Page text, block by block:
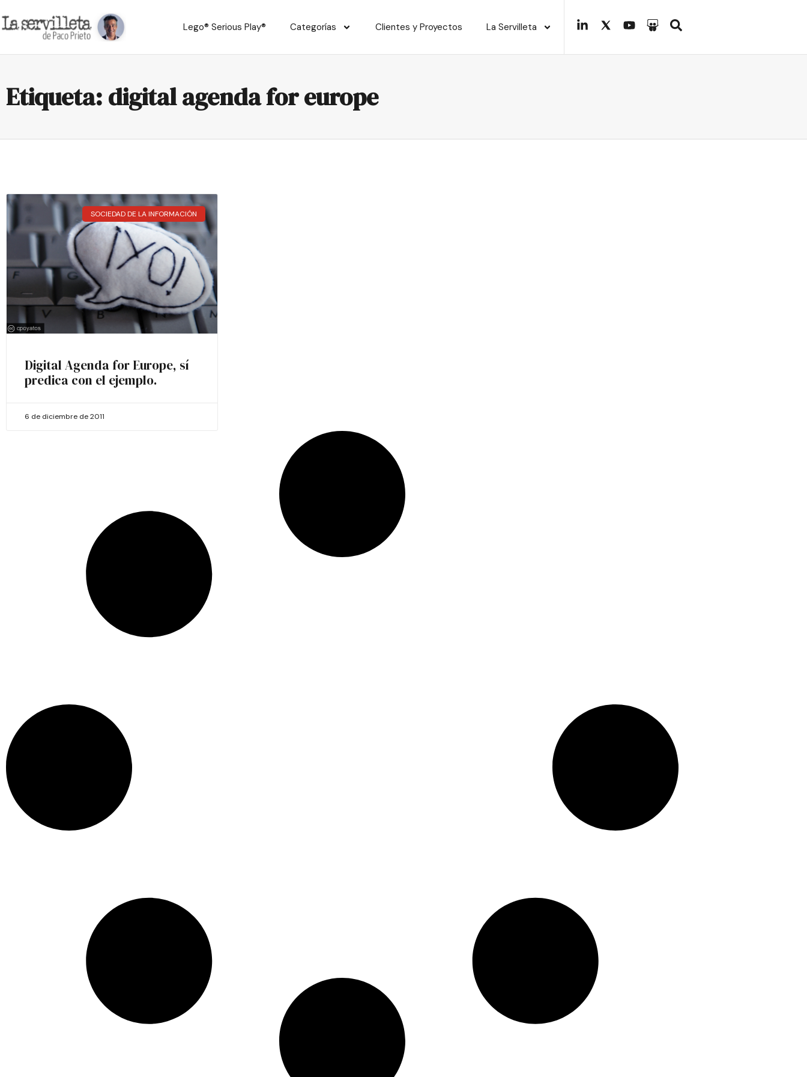
Lego® Serious Play® Categorías Clientes y Proyectos La Servilleta
Etiqueta: digital agenda for europe
SOCIEDAD DE LA INFORMACIÓN
Digital Agenda for Europe, sí
predica con el ejemplo.
6 de diciembre de 2011